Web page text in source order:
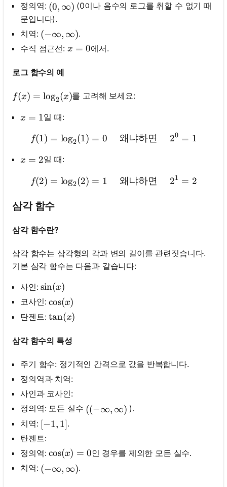
정의역: (0, \infty)
(0, ∞) (0이나 음수의 로그를 취할 수 없기 때
문입니다).
치역: (-\infty, \infty)
(−∞, ∞).
수직 점근선: x=0
x = 0에서.
로그 함수의 예
f(x)=\log _2(x)
f(x) = log2(x)를 고려해 보세요:
x=1
x = 1일 때:
f(1)=\log _2(1)=0 \quad
f(1) = log2(1) = 0 왜냐하면 20 = 1
x=2
x = 2일 때:
f(2)=\log _2(2)=1 \quad
f(2) = log2(2) = 1 왜냐하면 21 = 2
삼각 함수
삼각 함수란?
삼각 함수는 삼각형의 각과 변의 길이를 관련짓습니다.
기본 삼각 함수는 다음과 같습니다:
사인:\sin (x)
sin(x)
코사인:\cos (x)
cos(x)
탄젠트:\tan (x)
tan(x)
삼각 함수의 특성
주기 함수: 정기적인 간격으로 값을 반복합니다.
정의역과 치역:
사인과 코사인:
정의역: 모든 실수 ((- \infty, \infty)
((−∞, ∞) ).
치역: [-1,1]
[−1, 1].
탄젠트:
정의역:\cos (x)=0
cos(x) = 0인 경우를 제외한 모든 실수.
치역: (-\infty, \infty)
(−∞, ∞).